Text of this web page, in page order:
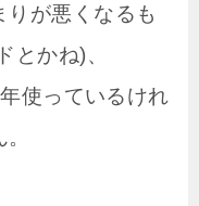
が悪くなるも
とかね)、
使っているけれ